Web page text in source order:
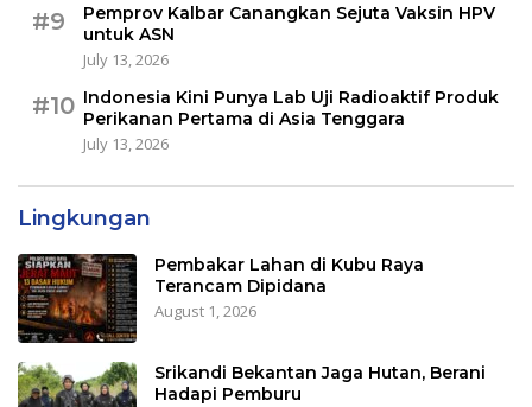
#9
Pemprov Kalbar Canangkan Sejuta Vaksin HPV
untuk ASN
July 13, 2026
#10 Indonesia Kini Punya Lab Uji Radioaktif Produk
Perikanan Pertama di Asia Tenggara
July 13, 2026
Lingkungan
Pembakar Lahan di Kubu Raya
Terancam Dipidana
August 1, 2026
Srikandi Bekantan Jaga Hutan, Berani
Hadapi Pemburu